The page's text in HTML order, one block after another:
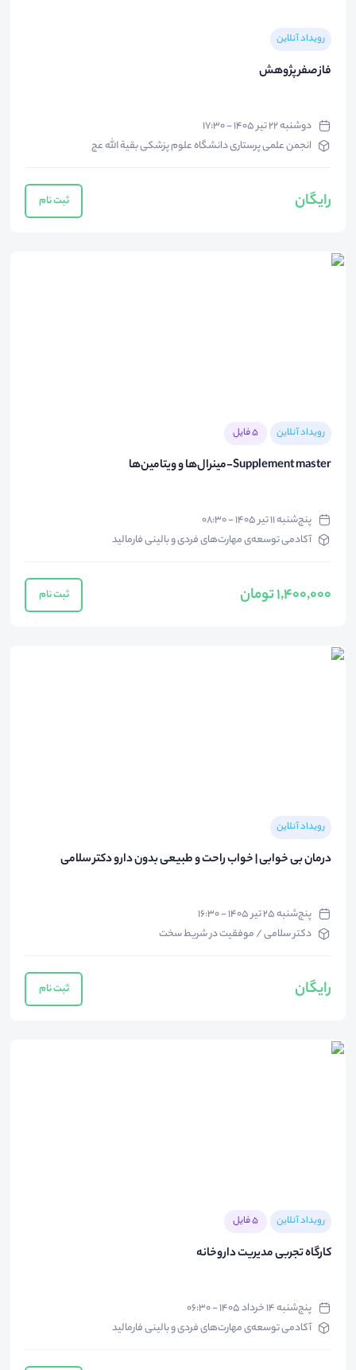
رویداد آنلاین
فاز صفر پژوهش
دوشنبه ۲۲ تیر ۱۴۰۵ - ۱۷:۳۰
انجمن علمی پرستاری دانشگاه علوم پزشکی بقیة الله عج
رایگان ثبت نام
رویداد آنلاین 5 فایل
Supplement master-مینرال‌ها و ویتامین‌ها
پنج‌شنبه ۱۱ تیر ۱۴۰۵ - ۰۸:۳۰
آکادمی توسعه‌ی مهارت‌های فردی و بالینی فارمالید
1,400,000 تومان ثبت نام
رویداد آنلاین
درمان بی خوابی | خواب راحت و طبیعی بدون دارو دکتر سلامی
پنج‌شنبه ۲۵ تیر ۱۴۰۵ - ۱۶:۳۰
دکتر سلامی / موفقیت در شریط سخت
رایگان ثبت نام
رویداد آنلاین 5 فایل
کارگاه تجربی مدیریت داروخانه
پنج‌شنبه ۱۴ خرداد ۱۴۰۵ - ۰۶:۳۰
آکادمی توسعه‌ی مهارت‌های فردی و بالینی فارمالید